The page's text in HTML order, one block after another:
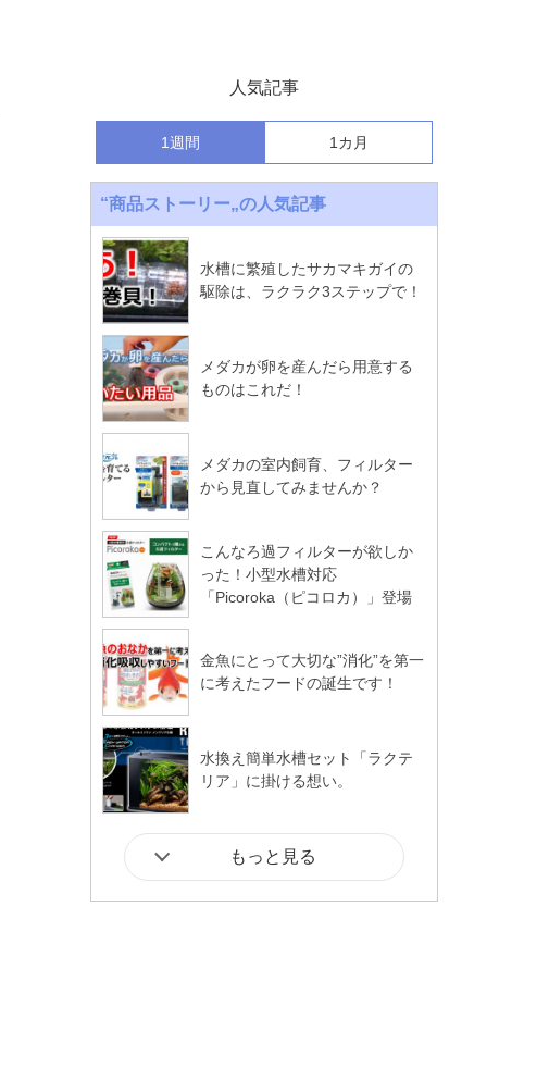
人気記事
1週間 1カ月
“商品ストーリー„の人気記事
水槽に繁殖したサカマキガイの
駆除は、ラクラク3ステップで！
メダカが卵を産んだら用意する
ものはこれだ！
メダカの室内飼育、フィルター
から見直してみませんか？
こんなろ過フィルターが欲しか
った！小型水槽対応
「Picoroka（ピコロカ）」登場
金魚にとって大切な”消化”を第一
に考えたフードの誕生です！
水換え簡単水槽セット「ラクテ
リア」に掛ける想い。
もっと見る